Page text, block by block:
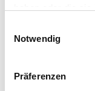
Notwendig
Präferenzen
Laminaten auf
Technische Daten